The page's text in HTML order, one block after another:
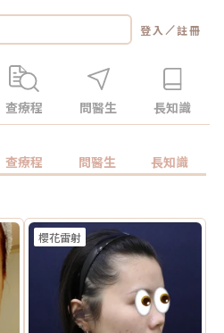
登入 ／註冊
查療程 問醫生 長知識
查療程 問醫生 長知識
櫻花雷射